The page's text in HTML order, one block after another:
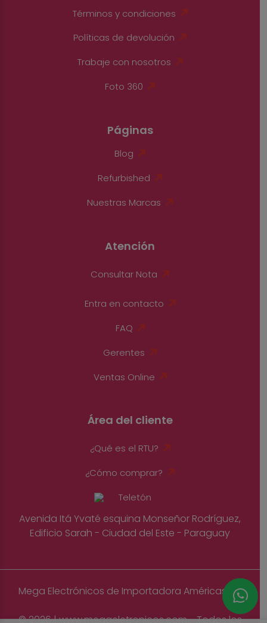
Términos y condiciones
Políticas de devolución
Trabaje con nosotros
Foto 360
Páginas
Blog
Refurbished
Nuestras Marcas
Atención
Consultar Nota
Entra en contacto
FAQ
Gerentes
Ventas Online
Área del cliente
¿Qué es el RTU?
¿Cómo comprar?
Avenida Itá Yvaté esquina Monseñor Rodríguez,
Edificio Sarah - Ciudad del Este - Paraguay
Mega Electrónicos de Importadora Américas S.A
© 2026 | www.megaeletronicos.com - Todos los